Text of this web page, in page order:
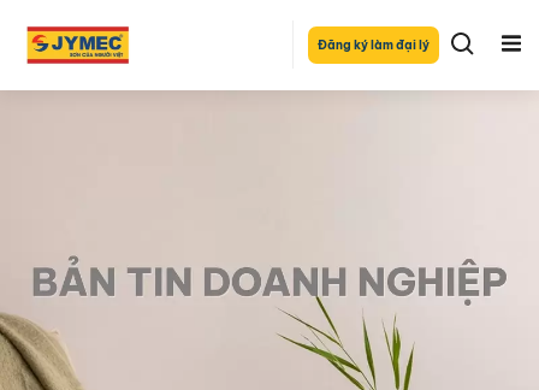
Đăng ký làm đại lý